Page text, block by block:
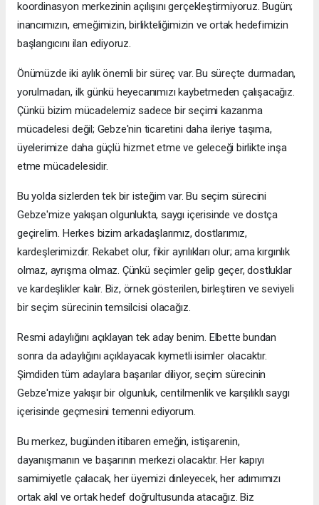
koordinasyon merkezinin açılışını gerçekleştirmiyoruz. Bugün;
inancımızın, emeğimizin, birlikteliğimizin ve ortak hedefimizin
başlangıcını ilan ediyoruz.
Önümüzde iki aylık önemli bir süreç var. Bu süreçte durmadan,
yorulmadan, ilk günkü heyecanımızı kaybetmeden çalışacağız.
Çünkü bizim mücadelemiz sadece bir seçimi kazanma
mücadelesi değil; Gebze'nin ticaretini daha ileriye taşıma,
üyelerimize daha güçlü hizmet etme ve geleceği birlikte inşa
etme mücadelesidir.
Bu yolda sizlerden tek bir isteğim var. Bu seçim sürecini
Gebze'mize yakışan olgunlukta, saygı içerisinde ve dostça
geçirelim. Herkes bizim arkadaşlarımız, dostlarımız,
kardeşlerimizdir. Rekabet olur, fikir ayrılıkları olur; ama kırgınlık
olmaz, ayrışma olmaz. Çünkü seçimler gelip geçer, dostluklar
ve kardeşlikler kalır. Biz, örnek gösterilen, birleştiren ve seviyeli
bir seçim sürecinin temsilcisi olacağız.
Resmi adaylığını açıklayan tek aday benim. Elbette bundan
sonra da adaylığını açıklayacak kıymetli isimler olacaktır.
Şimdiden tüm adaylara başarılar diliyor, seçim sürecinin
Gebze'mize yakışır bir olgunluk, centilmenlik ve karşılıklı saygı
içerisinde geçmesini temenni ediyorum.
Bu merkez, bugünden itibaren emeğin, istişarenin,
dayanışmanın ve başarının merkezi olacaktır. Her kapıyı
samimiyetle çalacak, her üyemizi dinleyecek, her adımımızı
ortak akıl ve ortak hedef doğrultusunda atacağız. Biz